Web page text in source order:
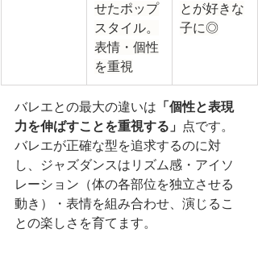
せたポップ
スタイル。
表情・個性
を重視
とが好きな
子に◎
バレエとの最大の違いは 「個性と表現
力を伸ばすことを重視する」 点です。
バレエが正確な型を追求するのに対
し、ジャズダンスはリズム感・アイソ
レーション（体の各部位を独立させる
動き）・表情を組み合わせ、演じるこ
との楽しさを育てます。